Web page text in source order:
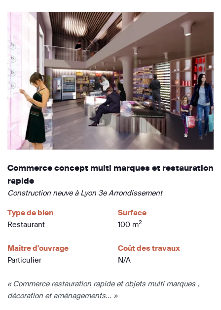
Commerce concept multi marques et restauration
rapide
Construction neuve à Lyon 3e Arrondissement
Type de bien
Restaurant
Surface
100 m2
Maître d'ouvrage
Particulier
Coût des travaux
N/A
« Commerce restauration rapide et objets multi marques ,
décoration et aménagements... »